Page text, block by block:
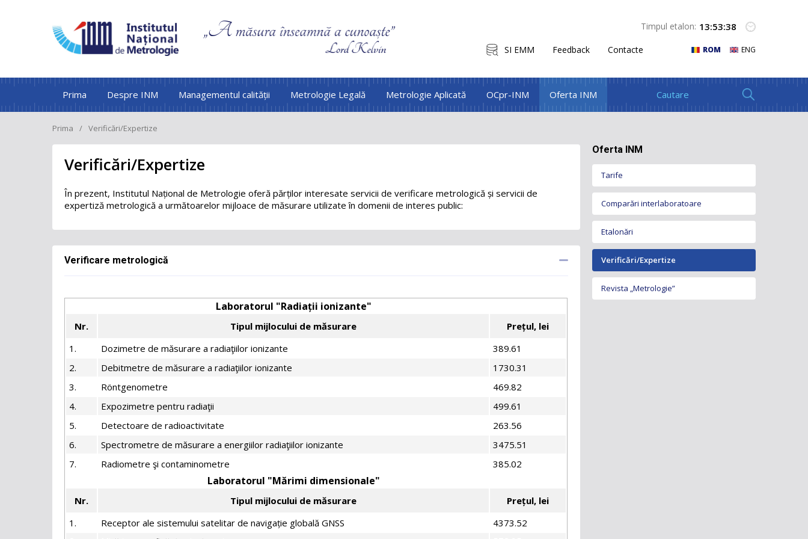
Timpul etalon: 13:53:38
SI EMM Feedback Contacte ROM ENG
Prima Despre INM Managementul calității Metrologie Legală Metrologie Aplicată OCpr-INM Oferta INM
Prima Verificări/Expertize
Verificări/Expertize
În prezent, Institutul Național de Metrologie oferă părților interesate servicii de verificare metrologică și servicii de
expertiză metrologică a următoarelor mijloace de măsurare utilizate în domenii de interes public:
Verificare metrologică
Laboratorul "Radiații ionizante"
Nr. Tipul mijlocului de măsurare
Prețul, lei
1.
Dozimetre de măsurare a radiaţiilor ionizante
389.61
2.
Debitmetre de măsurare a radiaţiilor ionizante
1730.31
3.
Röntgenometre
469.82
4.
Expozimetre pentru radiaţii
499.61
5.
Detectoare de radioactivitate
263.56
6.
Spectrometre de măsurare a energiilor radiaţiilor ionizante
3475.51
7.
Radiometre şi contaminometre 385.02
Laboratorul "Mărimi dimensionale"
Nr. Tipul mijlocului de măsurare
Prețul, lei
1.
Receptor ale sistemului satelitar de navigație globală GNSS
4373.52
Oferta INM
Tarife
Comparări interlaboratoare
Etalonări
Verificări/Expertize
Revista „Metrologie”